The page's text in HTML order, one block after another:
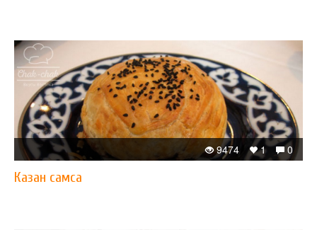
0
1
9474
Казан самса